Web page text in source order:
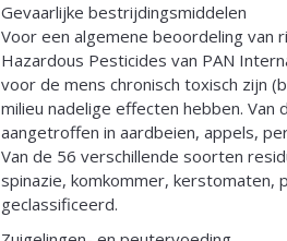
Gevaarlijke bestrijdingsmiddelen
Voor een algemene beoordeling van
Hazardous Pesticides van PAN
voor de mens chronisch toxisch zijn
milieu nadelige effecten hebben.
aangetroffen in aardbeien, appels,
Van de 56 verschillende soorten
spinazie, komkommer, kerstomaten,
geclassificeerd.